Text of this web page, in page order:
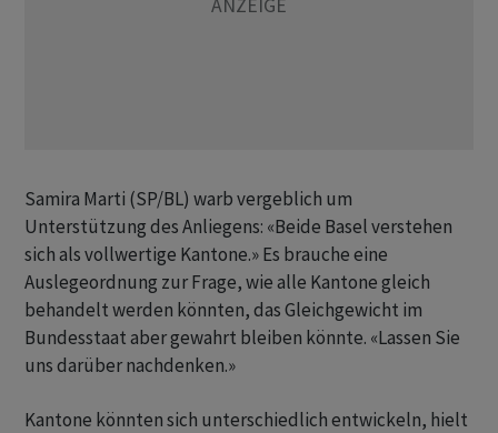
Samira Marti (SP/BL) warb vergeblich um
Unterstützung des Anliegens: «Beide Basel verstehen
sich als vollwertige Kantone.» Es brauche eine
Auslegeordnung zur Frage, wie alle Kantone gleich
behandelt werden könnten, das Gleichgewicht im
Bundesstaat aber gewahrt bleiben könnte. «Lassen Sie
uns darüber nachdenken.»
Kantone könnten sich unterschiedlich entwickeln, hielt